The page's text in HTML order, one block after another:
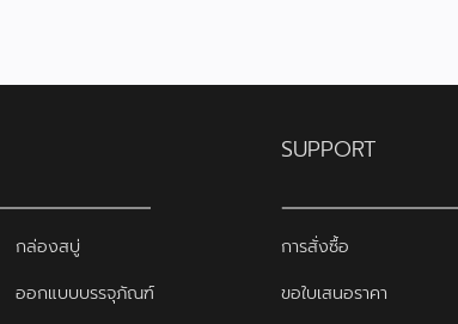
กล่องสบู่
ออกแบบบรรจุภัณฑ์
SUPPORT
การสั่งซื้อ
ขอใบเสนอราคา